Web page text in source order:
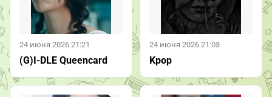
24 июня 2026 21:21
(G)I-DLE Queencard
24 июня 2026 21:03
Kpop